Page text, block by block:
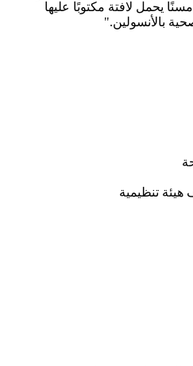
يحمل لافتة مكتوبًا عليها
بالأنسولين."
هيئة تنظيمية